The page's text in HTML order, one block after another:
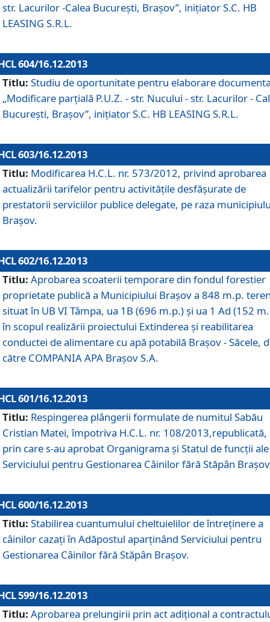
str. Lacurilor -Calea Bucureşti, Braşov”, iniţiator S.C. HB
LEASING S.R.L.
604/16.12.2013
Titlu: Studiu de oportunitate pentru elaborare
„Modificare parţială P.U.Z. - str. Nucului - str. Lacurilor -
Bucureşti, Braşov”, iniţiator S.C. HB LEASING S.R.L.
603/16.12.2013
Titlu: Modificarea H.C.L. nr. 573/2012, privind aprobarea
actualizării tarifelor pentru activităţile desfăşurate de
prestatorii serviciilor publice delegate, pe raza
Braşov.
602/16.12.2013
Titlu: Aprobarea scoaterii temporare din fondul forestier
proprietate publică a Municipiului Braşov a 848 m.p.
situat în UB VI Tâmpa, ua 1B (696 m.p.) şi ua 1 Ad (152
în scopul realizării proiectului Extinderea şi reabilitarea
conductei de alimentare cu apă potabilă Braşov - Săcele,
către COMPANIA APA Braşov S.A.
601/16.12.2013
Titlu: Respingerea plângerii formulate de numitul Sabău
Cristian Matei, împotriva H.C.L. nr. 108/2013,republicată,
prin care s-au aprobat Organigrama şi Statul de funcţii ale
Serviciului pentru Gestionarea Câinilor fără Stăpân
600/16.12.2013
Titlu: Stabilirea cuantumului cheltuielilor de întreţinere a
câinilor cazaţi în Adăpostul aparţinând Serviciului pentru
Gestionarea Câinilor fără Stăpân Braşov.
599/16.12.2013
Titlu: Aprobarea prelungirii prin act adiţional a